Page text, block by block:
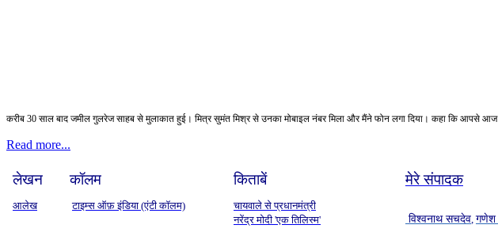
करीब 30 साल बाद जमील गुलरेज साहब से मुलाकात हुई। मित्र सुमंत मिश्र से उनका मोबाइल नंबर मिला और मैंने फोन लगा दिया। कहा कि आपसे
Read more...
लेखन कॉलम किताबें मेरे संपादक
आलेख टाइम्स ऑफ़ इंडिया (एंटी कॉलम)
चायवाले से प्रधानमंत्री
नरेंद्र मोदी 'एक तिलिस्म'
विश्वनाथ सचदेव, गणेश